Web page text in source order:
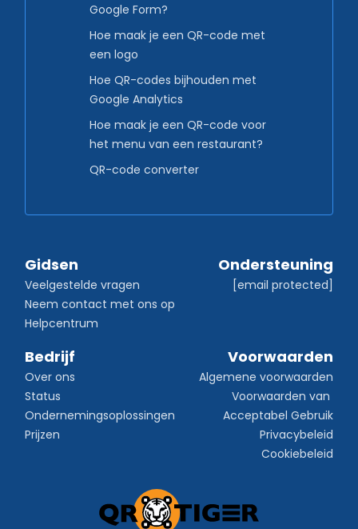
Google Form?
Hoe maak je een QR-code met
een logo
Hoe QR-codes bijhouden met
Google Analytics
Hoe maak je een QR-code voor
het menu van een restaurant?
QR-code converter
Gidsen
Veelgestelde vragen
Neem contact met ons op
Helpcentrum
Ondersteuning
[email protected]
Bedrijf
Over ons
Status
Ondernemingsoplossingen
Prijzen
Voorwaarden
Algemene voorwaarden
Voorwaarden van
Acceptabel Gebruik
Privacybeleid
Cookiebeleid